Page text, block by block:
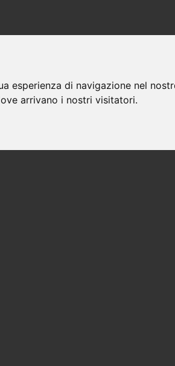
esperienza di navigazione nel
arrivano i nostri visitatori.